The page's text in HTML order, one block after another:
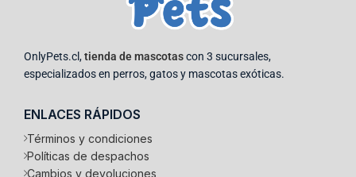
OnlyPets.cl,tienda de mascotascon 3 sucursales,
especializados en perros, gatos y mascotas exóticas.
ENLACES RÁPIDOS
Términos y condiciones
Políticas de despachos
Cambios y devoluciones